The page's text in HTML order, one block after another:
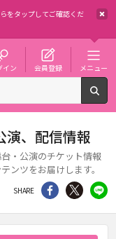
をタップしてご確認くだ
イン 会員登録 メニュー
演、配信情報
・公演のチケット情報
ンツをお届けします。
SHARE シェア Twitter